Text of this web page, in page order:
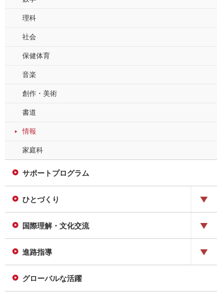
理科
社会
保健体育
音楽
創作・美術
書道
情報
家庭科
サポートプログラム
ひとづくり
国際理解・文化交流
進路指導
グローバルな活躍